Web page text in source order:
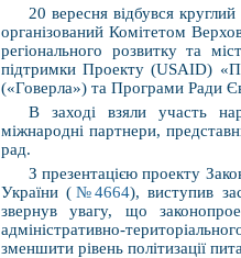
20 вересня відбувся
організований Комітетом
регіонального розвитку та
підтримки Проекту (USAID)
(«Говерла») та Програми Ради
В заході взяли участь
міжнародні партнери,
рад.
З презентацією проекту
України ( №4664), виступив
звернув увагу, що
адміністративно-
зменшити рівень політизації